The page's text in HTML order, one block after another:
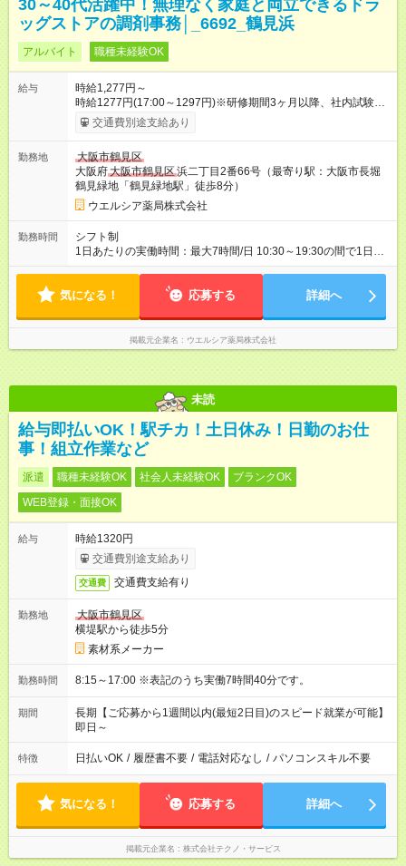
30～40代活躍中！無理なく家庭と両立できるドラ
ッグストアの調剤事務│_6692_鶴見浜
アルバイト 職種未経験OK
給与
時給1,277円～
時給1277円(17:00～1297円)※研修期間3ヶ月以降、社内試験に
よる更新判定あり 社内試験合格後、時給＋50～100円の昇給あ
り （大学生は＋20円） 試用期間あり：入社日から3ヶ月間／本
間の長さ：3ヶ月 雇用形態、給与は本採用時と同じです。
交通費別途支給あり
勤務地
大阪市鶴見区
大阪府大阪市鶴見区浜二丁目2番66号（最寄り駅：大阪市長堀
鶴見緑地「鶴見緑地駅」徒歩8分）
ウエルシア薬局株式会社
勤務時間
シフト制
1日あたりの実働時間：最大7時間/日 10:30～19:30の間で1日7
時間の勤務 ☆週4～5日の勤務 ※勤務曜日応相談 ☆未経験・無資
気になる！ 応募する 詳細へ
掲載元企業名 ウエルシア薬局株式会社
未読
給与即払いOK！駅チカ！土日休み！日勤のお仕
事！組立作業など
派遣 職種未経験OK 社会人未経験OK
ブランクOK
WEB登録・面接OK
給与
時給1320円
交通費別途支給あり
交通費 交通費支給有り
勤務地
大阪市鶴見区
横堤駅から徒歩5分
素材系メーカー
勤務時間 8:15～17:00 ※表記のうち実働7時間40分です。
期間
長期【ご応募から1週間以内(最短2日目)のスピード就業が可能】
即日～
特徴 日払いOK / 履歴書不要 / 電話対応なし / パソコンスキル不要
気になる！ 応募する 詳細へ
掲載元企業名 株式会社テクノ・サービス